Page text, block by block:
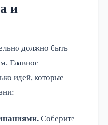
и
должно быть
Главное —
идей, которые
Соберите